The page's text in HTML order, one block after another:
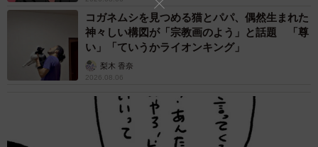
4/6
リビング入り口に飾ってある長女が幼い頃に描いた家族画（フクダカズ
ヤさん提供）
――SNS上では娘さんの心優しい行動に感動する声が多く
コガネムシを見つめる猫とパパ、偶然生まれた
神々しい構図が「宗教画のよう」と話題 「尊
い」「ていうかライオンキング」
梨木 香奈
2026.08.06